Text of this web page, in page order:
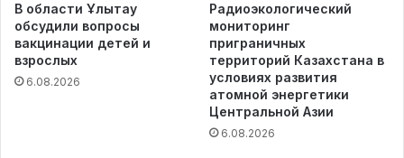
В области Ұлытау
обсудили вопросы
вакцинации детей и
взрослых
6.08.2026
Радиоэкологический
мониторинг
приграничных
территорий Казахстана в
условиях развития
атомной энергетики
Центральной Азии
6.08.2026